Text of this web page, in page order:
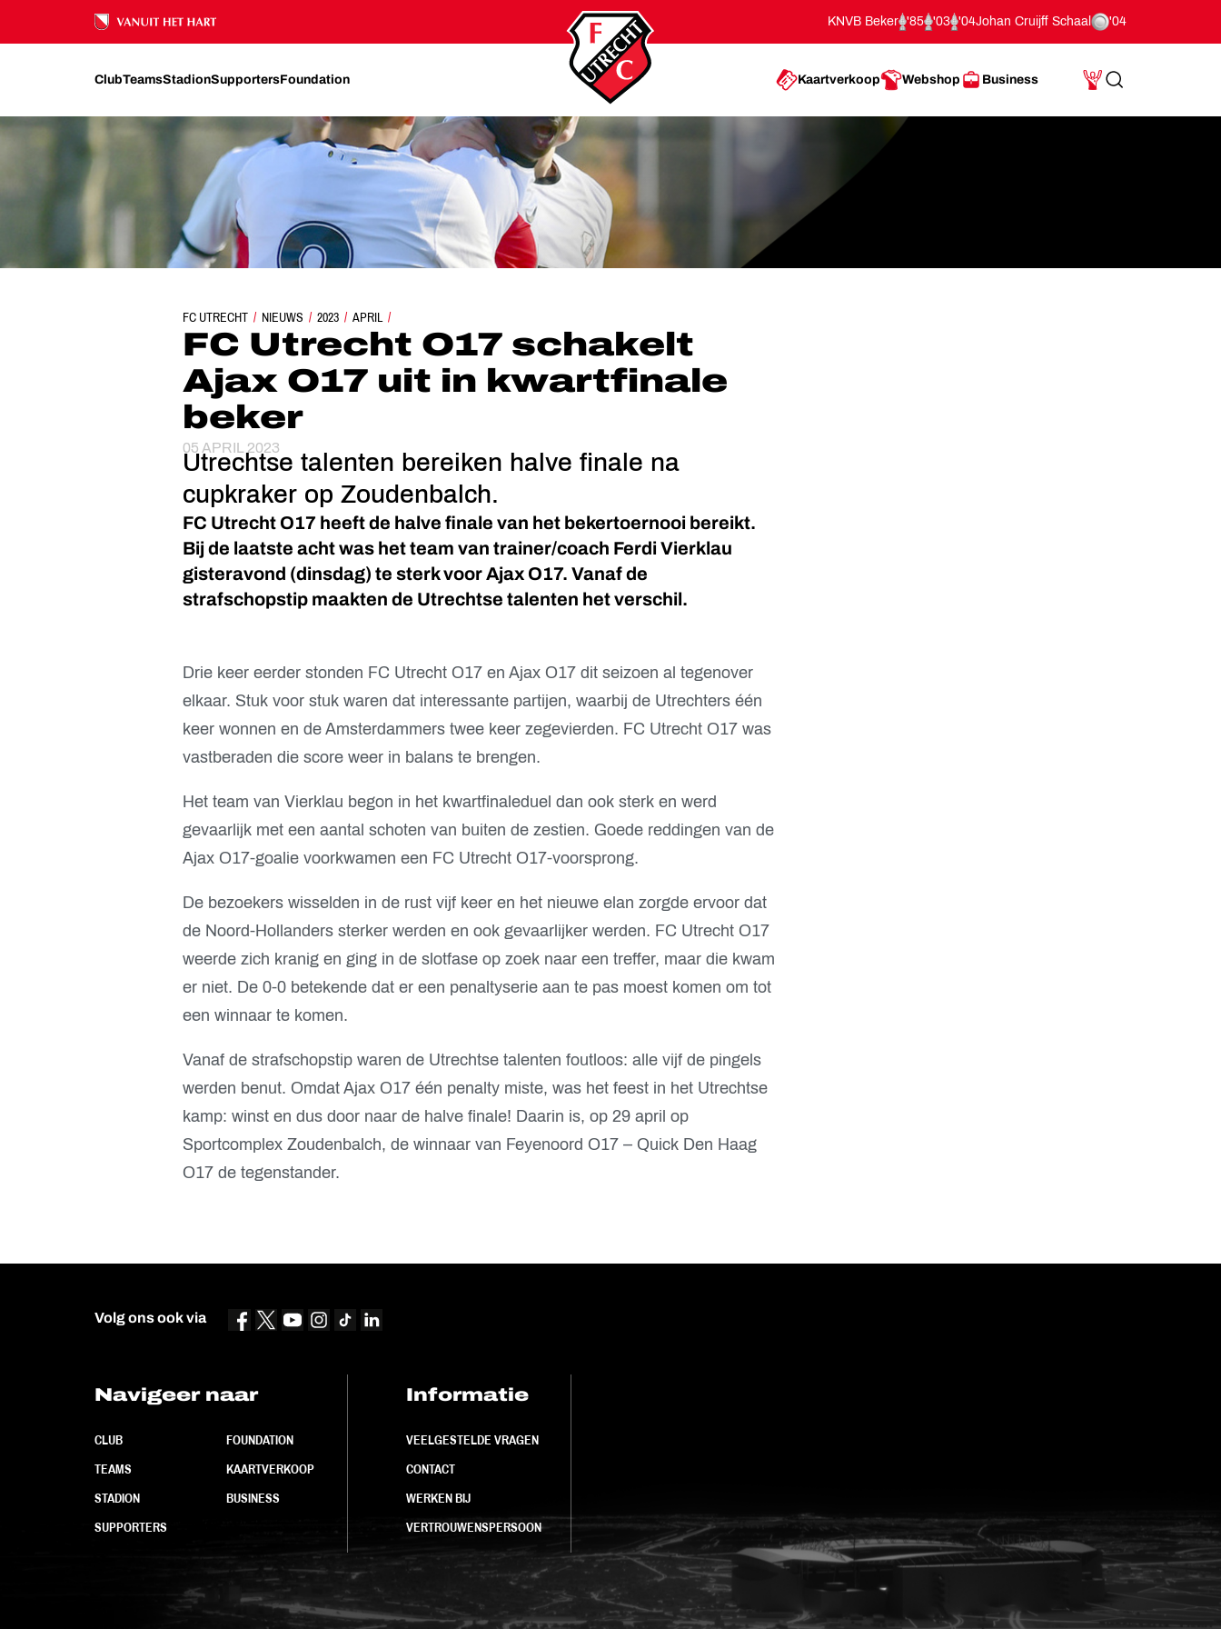
Ons nalatenschap
KNVB Beker '85 '03 '04Johan Cruijff Schaal '04
ClubTeamsStadionSupportersFoundation Kaartverkoop Webshop Business
Mijn Account
Search
FC UTRECHT NIEUWS 2023 APRIL
FC UTRECHT O17 SCHAKELT AJAX O17 UIT IN KWARTFINALE BEKER
FC Utrecht O17 schakelt
Ajax O17 uit in kwartfinale
beker
05 APRIL 2023
Utrechtse talenten bereiken halve finale na
cupkraker op Zoudenbalch.
FC Utrecht O17 heeft de halve finale van het bekertoernooi bereikt.
Bij de laatste acht was het team van trainer/coach Ferdi Vierklau
gisteravond (dinsdag) te sterk voor Ajax O17. Vanaf de
strafschopstip maakten de Utrechtse talenten het verschil.
Drie keer eerder stonden FC Utrecht O17 en Ajax O17 dit seizoen al tegenover
elkaar. Stuk voor stuk waren dat interessante partijen, waarbij de Utrechters één
keer wonnen en de Amsterdammers twee keer zegevierden. FC Utrecht O17 was
vastberaden die score weer in balans te brengen.
Het team van Vierklau begon in het kwartfinaleduel dan ook sterk en werd
gevaarlijk met een aantal schoten van buiten de zestien. Goede reddingen van de
Ajax O17-goalie voorkwamen een FC Utrecht O17-voorsprong.
De bezoekers wisselden in de rust vijf keer en het nieuwe elan zorgde ervoor dat
de Noord-Hollanders sterker werden en ook gevaarlijker werden. FC Utrecht O17
weerde zich kranig en ging in de slotfase op zoek naar een treffer, maar die kwam
er niet. De 0-0 betekende dat er een penaltyserie aan te pas moest komen om tot
een winnaar te komen.
Vanaf de strafschopstip waren de Utrechtse talenten foutloos: alle vijf de pingels
werden benut. Omdat Ajax O17 één penalty miste, was het feest in het Utrechtse
kamp: winst en dus door naar de halve finale! Daarin is, op 29 april op
Sportcomplex Zoudenbalch, de winnaar van Feyenoord O17 – Quick Den Haag
O17 de tegenstander.
Volg ons ook via
Navigeer naar
CLUB
TEAMS
STADION
SUPPORTERS
FOUNDATION
KAARTVERKOOP
BUSINESS
Informatie
VEELGESTELDE VRAGEN
CONTACT
WERKEN BIJ
VERTROUWENSPERSOON